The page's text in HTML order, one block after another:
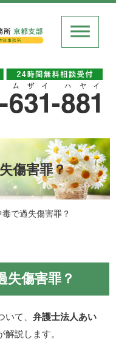
傷害罪？
で過失傷害罪？
傷害罪？
いて、弁護士法人あい
解説します。